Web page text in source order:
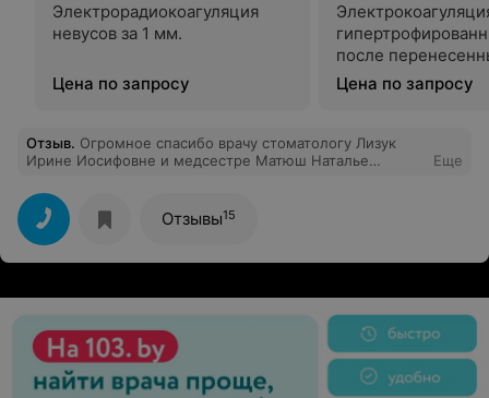
Электрорадиокоагуляция
невусов за 1 мм.
Цена по запросу
после
воспалительных
кожи за 1 см.
Цена по запросу
Отзыв. Огромное спасибо врачу стоматологу Лизук
Ирине Иосифовне и медсестре Матюш Наталье
время это большая редкость.Я очень рада, что попала
на прием именно к ним.
Еще
Отзывы15